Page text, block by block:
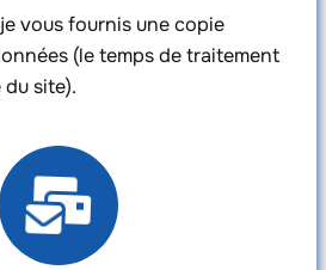
vous fournis une copie
(le temps de traitement
site).